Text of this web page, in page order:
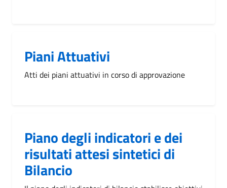
Piani Attuativi
Atti dei piani attuativi in corso di approvazione
Piano degli indicatori e dei
risultati attesi sintetici di
Bilancio